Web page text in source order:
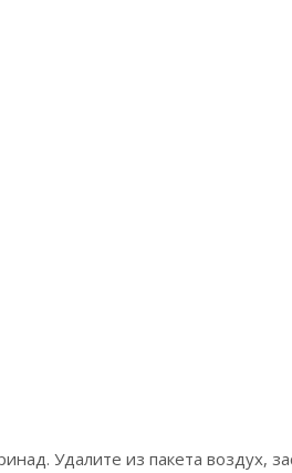
Удалите из пакета воздух,